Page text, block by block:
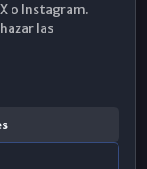
o Instagram.
las